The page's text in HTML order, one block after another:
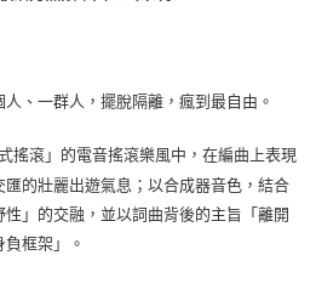
、一群人，擺脫隔離，瘋到最自由。
搖滾」的電音搖滾樂風中，在編曲上表現
的壯麗出遊氣息；以合成器音色，結合
」的交融，並以詞曲背後的主旨「離開
框架」。